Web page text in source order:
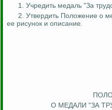
1. Учредить медаль "За
2. Утвердить Положение о
ее рисунок и описание.
О МЕДАЛИ "ЗА